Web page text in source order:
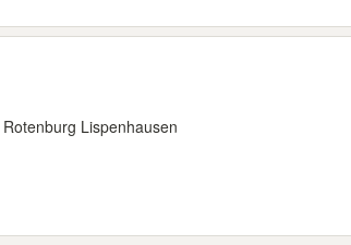
Lispenhausen